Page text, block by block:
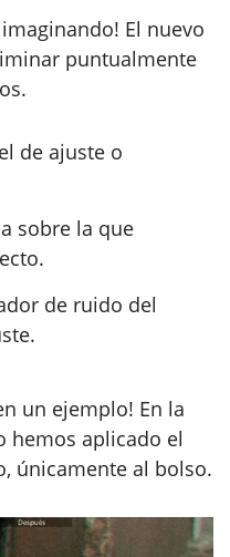
El nuevo
puntualmente
de ajuste o
sobre la que
de ruido del
un ejemplo! En la
hemos aplicado el
únicamente al bolso.